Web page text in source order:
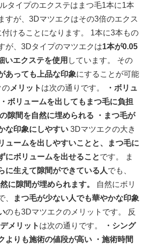
タイプのエクステはまつ毛1本に1本
すが、3Dマツエクはその3倍のエクス
けることになります。 1本に3本もの
が、3Dタイプのマツエクは1本が0.05
いエクステを使用 しています。 その
あっても上品な印象にすることが可能
のメリット は次の通りです。
・ボリュ
・ボリュームを出してもまつ毛に負担
の隙間を自然に埋められる
・まつ毛が
な印象にしやすい 3Dマツエクの大き
ュームを出しやすいことと、まつ毛に
にボリュームを出せることです。 ま
に生えて隙間ができている人でも、
に隙間が埋められます。
自然にボリ
、
まつ毛が少ない人でも華やかな印象
のも3Dマツエクのメリットです。 反
デメリット は次の通りです。
・シング
よりも施術の値段が高い
・施術時間